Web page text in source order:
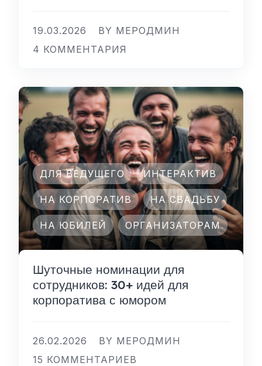
19.03.2026
BY МЕРОДМИН
4 КОММЕНТАРИЯ
ДЛЯ ВЕДУЩЕГО ИНТЕРАКТИВ
НА КОРПОРАТИВ НА СВАДЬБУ
НА ЮБИЛЕЙ ОРГАНИЗАТОРАМ
Шуточные номинации для
сотрудников: 30+ идей для
корпоратива с юмором
26.02.2026
BY МЕРОДМИН
15 КОММЕНТАРИЕВ